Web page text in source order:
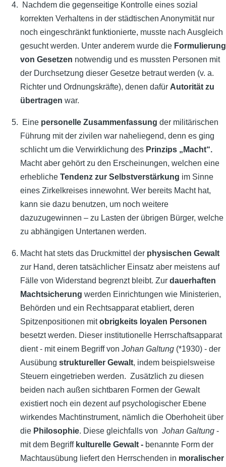
Nachdem die gegenseitige Kontrolle eines sozial
korrekten Verhaltens in der städtischen Anonymität nur
noch eingeschränkt funktionierte, musste nach Ausgleich
gesucht werden. Unter anderem wurde die Formulierung
von Gesetzen notwendig und es mussten Personen mit
der Durchsetzung dieser Gesetze betraut werden (v. a.
Richter und Ordnungskräfte), denen dafür Autorität zu
übertragen war.
Eine personelle Zusammenfassung der militärischen
Führung mit der zivilen war naheliegend, denn es ging
schlicht um die Verwirklichung des Prinzips „Macht“.
Macht aber gehört zu den Erscheinungen, welchen eine
erhebliche Tendenz zur Selbstverstärkung im Sinne
eines Zirkelkreises innewohnt. Wer bereits Macht hat,
kann sie dazu benutzen, um noch weitere
dazuzugewinnen – zu Lasten der übrigen Bürger, welche
zu abhängigen Untertanen werden.
Macht hat stets das Druckmittel der physischen Gewalt
zur Hand, deren tatsächlicher Einsatz aber meistens auf
Fälle von Widerstand begrenzt bleibt. Zur dauerhaften
Machtsicherung werden Einrichtungen wie Ministerien,
Behörden und ein Rechtsapparat etabliert, deren
Spitzenpositionen mitobrigkeits loyalen Personen
besetzt werden. Dieser institutionelle Herrschaftsapparat
dient - mit einem Begriff von Johan Galtung (*1930) - der
Ausübung struktureller Gewalt, indem beispielsweise
Steuern eingetrieben werden. Zusätzlich zu diesen
beiden nach außen sichtbaren Formen der Gewalt
existiert noch ein dezent auf psychologischer Ebene
wirkendes Machtinstrument, nämlich die Oberhoheit über
die Philosophie. Diese gleichfalls von Johan Galtung -
mit dem Begriffkulturelle Gewalt - benannte Form der
Machtausübung liefert den Herrschenden in moralischer